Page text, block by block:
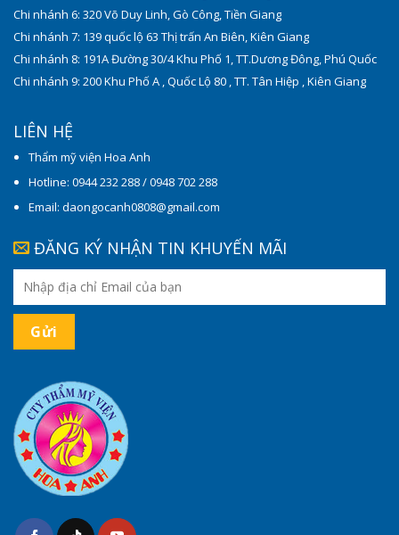
Chi nhánh 6: 320 Võ Duy Linh, Gò Công, Tiền Giang
Chi nhánh 7: 139 quốc lộ 63 Thị trấn An Biên, Kiên Giang
Chi nhánh 8: 191A Đường 30/4 Khu Phố 1, TT.Dương Đông, Phú Quốc
Chi nhánh 9: 200 Khu Phố A , Quốc Lộ 80 , TT. Tân Hiệp , Kiên Giang
LIÊN HỆ
Thẩm mỹ viện Hoa Anh
Hotline: 0944 232 288 / 0948 702 288
Email: daongocanh0808@gmail.com
ĐĂNG KÝ NHẬN TIN KHUYẾN MÃI